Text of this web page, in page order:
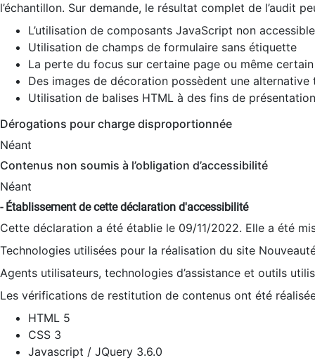
l’échantillon. Sur demande, le résultat complet de l’audit
L’utilisation de composants JavaScript non
Utilisation de champs de formulaire sans étiquette
La perte du focus sur certaine page ou même
Des images de décoration possèdent une alternative
Utilisation de balises HTML à des fins de
Dérogations pour charge disproportionnée
Néant
Contenus non soumis à l’obligation d’accessibilité
Néant
- Établissement de cette déclaration d'accessibilité
Cette déclaration a été établie le 09/11/2022. Elle a été
Technologies utilisées pour la réalisation du site
Agents utilisateurs, technologies d’assistance et outils
Les vérifications de restitution de contenus ont été
HTML 5
CSS 3
Javascript / JQuery 3.6.0